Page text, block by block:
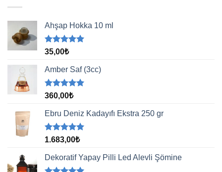
Ahşap Hokka 10 ml
5 üzerinden
aldı
35,00₺
Amber Saf (3cc)
5 üzerinden
aldı
360,00₺
Ebru Deniz Kadayıfı Ekstra 250 gr
5 üzerinden
aldı
1.683,00₺
Dekoratif Yapay Pilli Led Alevli Şömine